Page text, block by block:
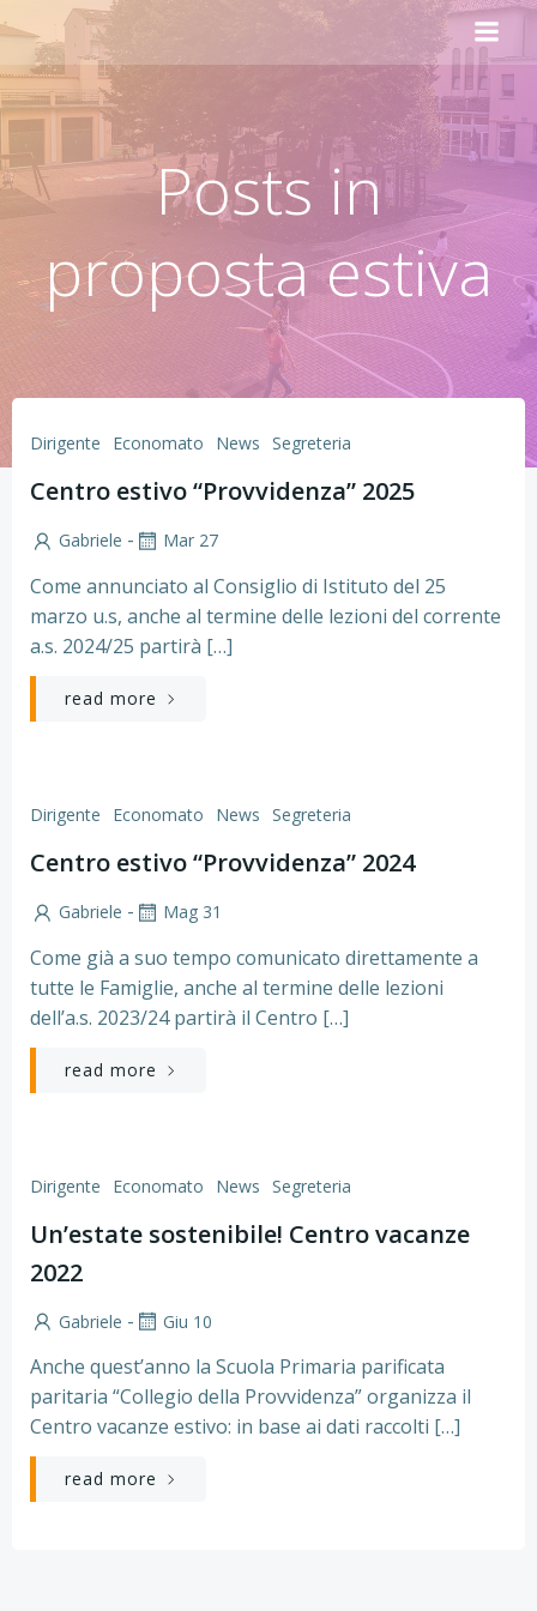
Vai
contenuto
Posts in
proposta estiva
Dirigente Economato News Segreteria
Centro estivo “Provvidenza” 2025
Gabriele - Mar 27
Come annunciato al Consiglio di Istituto del 25
marzo u.s, anche al termine delle lezioni del corrente
a.s. 2024/25 partirà […]
read more
Dirigente Economato News Segreteria
Centro estivo “Provvidenza” 2024
Gabriele - Mag 31
Come già a suo tempo comunicato direttamente a
tutte le Famiglie, anche al termine delle lezioni
dell’a.s. 2023/24 partirà il Centro […]
read more
Dirigente Economato News Segreteria
Un’estate sostenibile! Centro vacanze
2022
Gabriele - Giu 10
Anche quest’anno la Scuola Primaria parificata
paritaria “Collegio della Provvidenza” organizza il
Centro vacanze estivo: in base ai dati raccolti […]
read more